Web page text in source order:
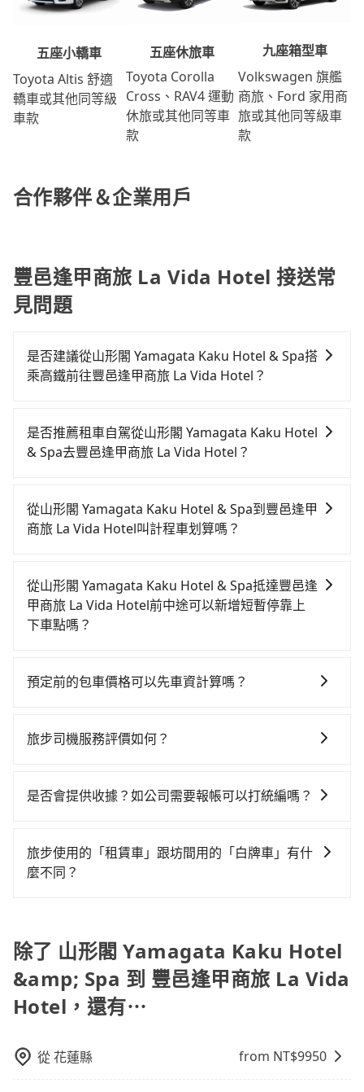
五座小轎車
Toyota Altis 舒適
轎車或其他同等級
車款
五座休旅車
Toyota Corolla
Cross、RAV4 運動
休旅或其他同等車
款
九座箱型車
Volkswagen 旗艦
商旅、Ford 家用商
旅或其他同等級車
款
合作夥伴＆企業用戶
豐邑逢甲商旅 La Vida Hotel 接送常
見問題
是否建議從山形閣 Yamagata Kaku Hotel & Spa搭
乘高鐵前往豐邑逢甲商旅 La Vida Hotel？
豐邑逢甲商旅 La Vida Hotel，高鐵較貴、費時，且難叫
計程車前往高鐵站！從最早06:15一直到22:50，南港-台
近的南港高鐵站，叫一輛計程車花費約900元、車程約
50分鐘。抵達高鐵站後，步行進站、現場購票並於月台
10分鐘出站、等待車站前排班的計程車，搭上小黃後約
花17分鐘、車費300元後，抵達豐邑逢甲商旅 La Vida
Hotel (台中市西屯區) 的目的地。全程加上轉車時間共2
多輛，計程車的密度為雙北的0.9%，換句話說，臨時要
外地人便漫天喊價或恣意繞路。但如果全程使用tripool
外負擔180元車資，而且更會額外浪費20分鐘在轉乘與
節省50%的交通費用。
是否推薦租車自駕從山形閣 Yamagata Kaku Hotel
& Spa去豐邑逢甲商旅 La Vida Hotel？
時不需要閉目養神（因為要自己開車），最重要的是你
當天就要來回，那在宜蘭路邊可隨租隨借的iRent應該是
閣 Yamagata Kaku Hotel & Spa到豐邑逢甲商旅 La
Vida Hotel的花費預估為$2,550~3,200（金額差異來自
於平假日、車款差異、抵達目的地後多久原路返回），
和運的iRent只提供最基本的車型，如Toyota Yaris、
無人租車最令人詬病的就是車況，打開車門才發現仍有
明已經預約了時間但上一位用戶卻遲遲尚未歸還，又或
隨租隨還看似方便，但實際使用時還是有其區域的限
制，實際可停靠的地點與你的上下車地點仍有段距離，
從山形閣 Yamagata Kaku Hotel & Spa到豐邑逢甲
商旅 La Vida Hotel叫計程車划算嗎？
灣大車隊、Uber、Line Taxi、Yoxi等，如果在路邊攔不
到車，也可考慮打電話至附近的計程車隊，如三全計程
車、昌鏋計程車、礁溪計程車等叫車看看。依照里程跳
好臨時叫車，那要注意宜蘭縣僅有合法計程車約750輛，
車司機不按錶計費，約有47%會採現場議價，建議最好
Kaku Hotel & Spa到豐邑逢甲商旅 La Vida Hotel的最
從山形閣 Yamagata Kaku Hotel & Spa抵達豐邑逢
甲商旅 La Vida Hotel前中途可以新增短暫停靠上
下車點嗎？
Yamagata Kaku Hotel & Spa前往豐邑逢甲商旅 La
路，但是司機多點停靠就會有額外的等待時間，收取額
預定前的包車價格可以先車資計算嗎？
無隱藏費用，讓您可以隨時掌握交通開支。
旅步司機服務評價如何？
機非常高的評價，認為他們非常專業且親切！讓他們的
是否會提供收據？如公司需要報帳可以打統編嗎？
旅行業代收轉付電子收據，如果公司需要報公帳，在預
約付款前可以輸入公司的抬頭與統編，可向國稅局報
旅步使用的「租賃車」跟坊間用的「白牌車」有什
麼不同？
為旅步貴賓服務用車。與一些私家車充當營業用車違法
接載的「白牌車」不同。旅步所使用的車輛合法且符合
相關法規。
除了 山形閣 Yamagata Kaku Hotel
&amp; Spa 到 豐邑逢甲商旅 La Vida
Hotel，還有⋯
從花蓮縣 from NT$9950